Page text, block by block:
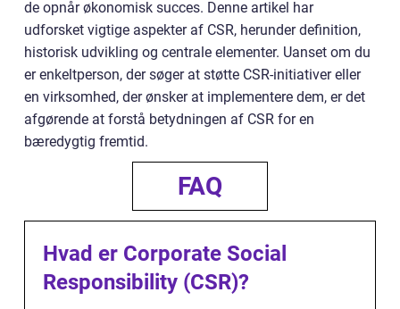
de opnår økonomisk succes. Denne artikel har
udforsket vigtige aspekter af CSR, herunder definition,
historisk udvikling og centrale elementer. Uanset om du
er enkeltperson, der søger at støtte CSR-initiativer eller
en virksomhed, der ønsker at implementere dem, er det
afgørende at forstå betydningen af CSR for en
bæredygtig fremtid.
FAQ
Hvad er Corporate Social
Responsibility (CSR)?